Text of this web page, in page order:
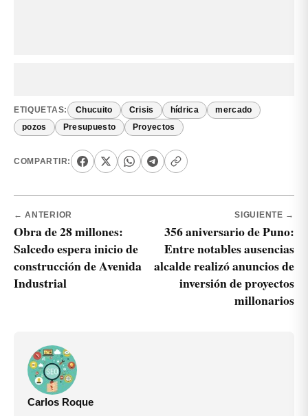
ETIQUETAS: Chucuito Crisis hídrica mercado
pozos Presupuesto Proyectos
COMPARTIR:
← ANTERIOR
Obra de 28 millones:
Salcedo espera inicio de
construcción de Avenida
Industrial
SIGUIENTE →
356 aniversario de Puno:
Entre notables ausencias
alcalde realizó anuncios de
inversión de proyectos
millonarios
Carlos Roque